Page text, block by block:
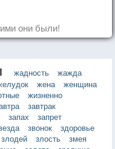
они были!
жадность
жажда
жена
женщина
жизненно
завтрак
запах
запрет
звонок
здоровье
злодей злость
змея